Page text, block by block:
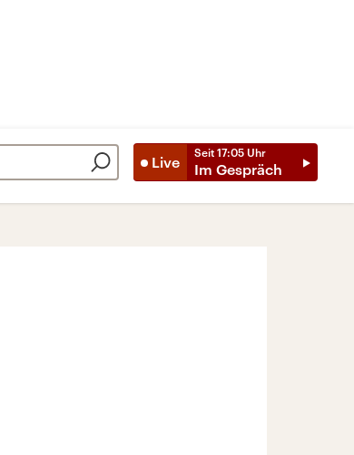
Live
Seit 17:05 Uhr
Im Gespräch